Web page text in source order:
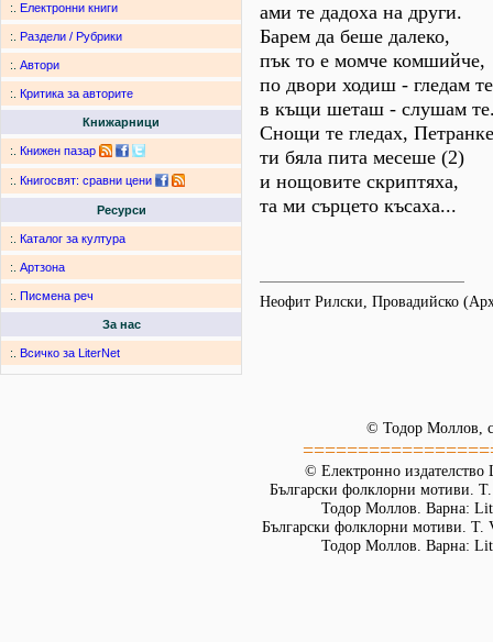
:. Електронни книги
:. Раздели / Рубрики
:. Автори
:. Критика за авторите
Книжарници
:. Книжен пазар
:. Книгосвят: сравни цени
Ресурси
:. Каталог за култура
:. Артзона
:. Писмена реч
За нас
:. Всичко за LiterNet
ами те дадоха на други.
Барем да беше далеко,
пък то е момче комшийче,
по двори ходиш - гледам
в къщи шеташ - слушам
Снощи те гледах,
ти бяла пита месеше (2)
и нощовите скриптяха,
та ми сърцето късаха...
Неофит Рилски, Провадийско
© Тодор Моллов,
© Електронно издателство
Български фолклорни мотиви.
Тодор Моллов. Варна:
Български фолклорни мотиви. Т.
Тодор Моллов. Варна: